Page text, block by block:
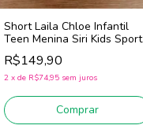
Short Laila Chloe Infantil
Teen Menina Siri Kids Sport
Dança 44765 (Azul)
R$149,90
2 x de R$74,95 sem juros
Comprar